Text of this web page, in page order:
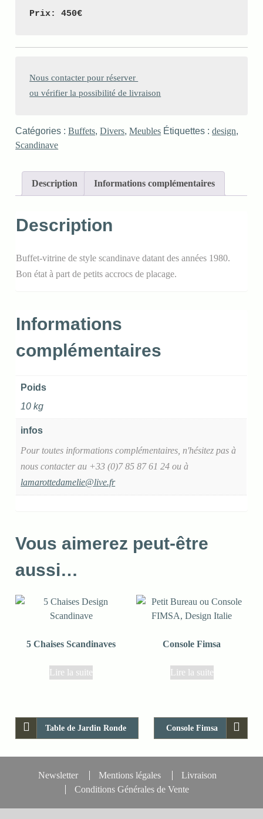
Prix: 450€
Nous contacter pour réserver
ou vérifier la possibilité de livraison
Catégories :Buffets,Divers,Meubles Étiquettes :design,
Scandinave
Description Informations complémentaires
Description
Buffet-vitrine de style scandinave datant des années 1980.
Bon état à part de petits accrocs de placage.
Informations
complémentaires
Poids
10 kg
infos
Pour toutes informations complémentaires, n'hésitez pas à
nous contacter au +33 (0)7 85 87 61 24 ou à
lamarottedamelie@live.fr
Vous aimerez peut-être
aussi…
5 Chaises Scandinaves
Lire la suite
Console Fimsa
Lire la suite
Table de Jardin Ronde Console Fimsa
Newsletter Mentions légales
Livraison
Conditions Générales de Vente